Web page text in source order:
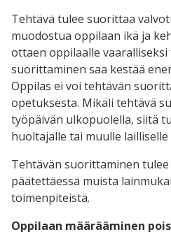
Tehtävä tulee suorittaa
muodostua oppilaan ikä ja
ottaen oppilaalle vaaralliseksi
suorittaminen saa kestää
Oppilas ei voi tehtävän
opetuksesta. Mikäli tehtävä
työpäivän ulkopuolella, siitä
huoltajalle tai muulle lailliselle
Tehtävän suorittaminen
päätettäessä muista
toimenpiteistä.
Oppilaan määrääminen